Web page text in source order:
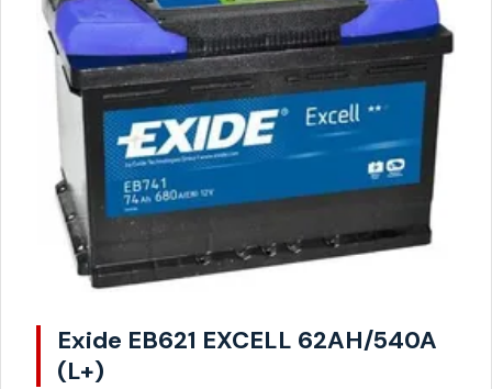
Exide EB621 EXCELL 62AH/540A
(L+)